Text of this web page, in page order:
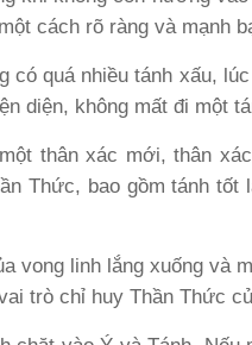
cách rõ ràng và mạnh
có quá nhiều tánh xấu,
diện, không mất đi một
thân xác mới, thân
Thức, bao gồm tánh tốt
vong linh lắng xuống và
trò chỉ huy Thần Thức